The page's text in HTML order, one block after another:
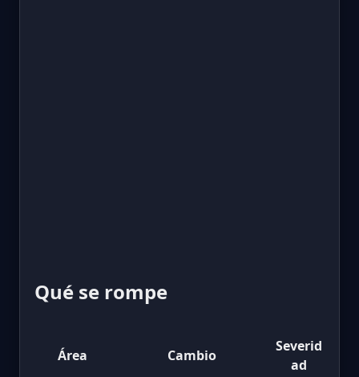
Qué se rompe
Área Cambio
Severid
ad